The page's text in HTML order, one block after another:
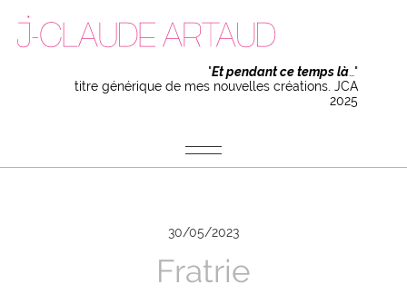
"Et pendant ce temps là …"
titre générique de mes nouvelles créations. JCA
2025
30/05/2023
Fratrie